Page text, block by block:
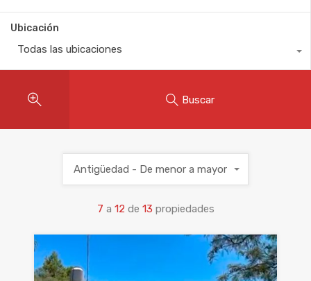
Ubicación
Todas las ubicaciones
Buscar
7 a 12 de 13 propiedades
Antigüedad - De menor a mayor